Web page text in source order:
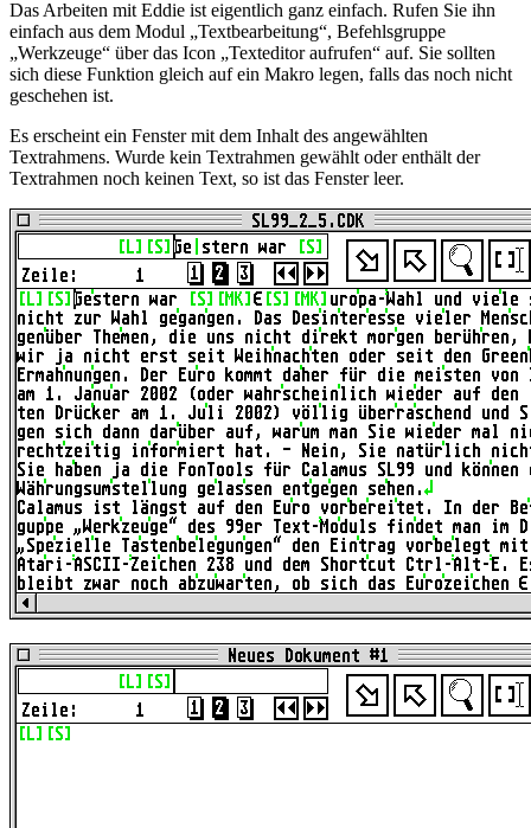
Das Arbeiten mit Eddie ist eigentlich ganz einfach. Rufen Sie ihn
einfach aus dem Modul
Textbearbeitung , Befehlsgruppe
Werkzeuge
über das Icon Texteditor aufrufen
auf. Sie sollten
sich diese Funktion gleich auf ein Makro legen, falls das noch nicht
geschehen ist.
Es erscheint ein Fenster mit dem Inhalt des angewählten
Textrahmens. Wurde kein Textrahmen gewählt oder enthält der
Textrahmen noch keinen Text, so ist das Fenster leer.